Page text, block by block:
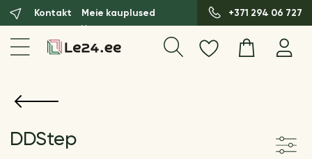
Kontakt Meie kauplused +371 294 06 727
DDStep